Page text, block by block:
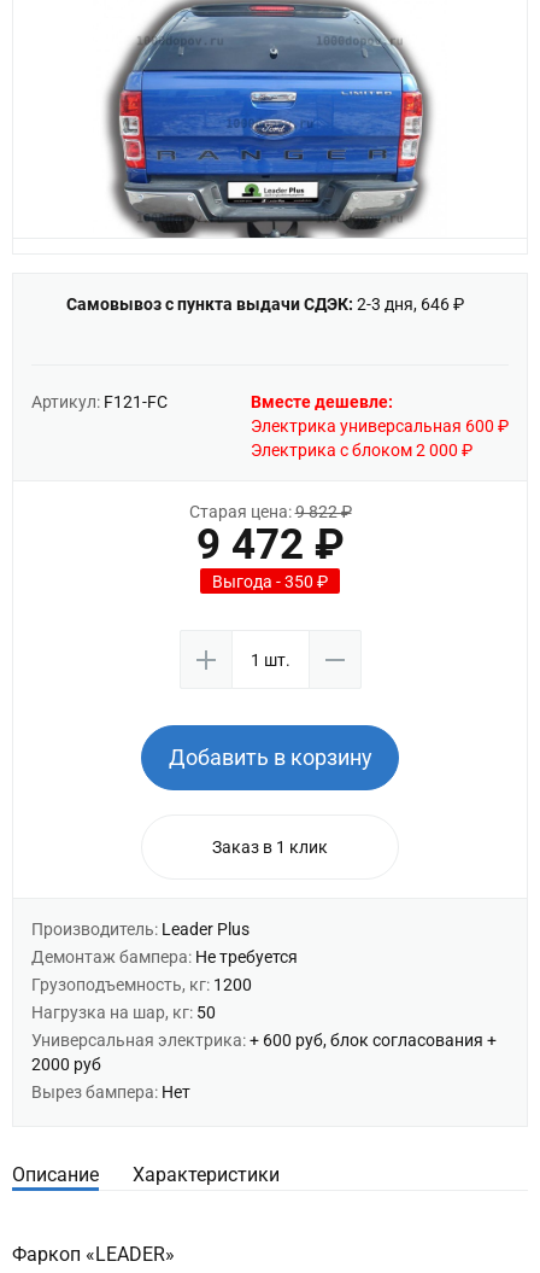
Самовывоз с пункта выдачи СДЭК: 2-3 дня, 646 ₽
Артикул: F121-FC
Вместе дешевле:
Электрика универсальная 600 ₽
Электрика с блоком 2 000 ₽
Старая цена:9 822 ₽
9 472 ₽
Выгода - 350 ₽
Добавить в корзину
Заказ в 1 клик
Производитель: Leader Plus
Демонтаж бампера: Не требуется
Грузоподъемность, кг: 1200
Нагрузка на шар, кг: 50
Универсальная электрика:+ 600 руб, блок согласования +
2000 руб
Вырез бампера: Нет
Описание Характеристики
Фаркоп «LEADER»